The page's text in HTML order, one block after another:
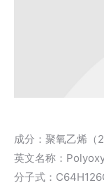
成分：聚氧乙烯（
英文名称：
分子式：